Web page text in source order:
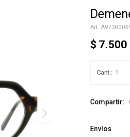
$ 7.500
1
Envíos